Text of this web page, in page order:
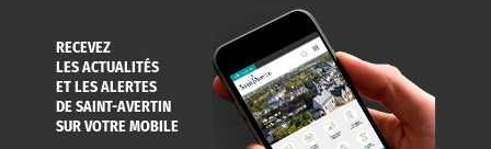
RECEVEZ
LES ACTUALITÉS
ET LES ALERTES
DE SAINT-AVERTIN
SUR VOTRE MOBILE